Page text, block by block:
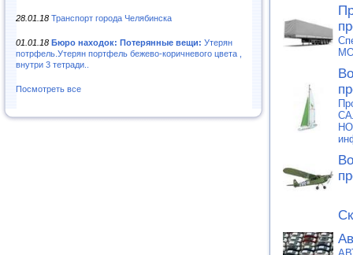
28.01.18 Транспорт города Челябинска
01.01.18 Бюро находок: Потерянные вещи: Утерян
потрфель.Утерян портфель бежево-коричневого цвета ,
внутри 3 тетради..
Посмотреть все